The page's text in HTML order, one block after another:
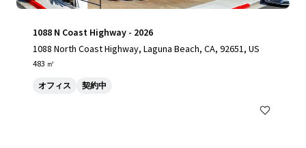
1088 N Coast Highway - 2026
1088 North Coast Highway, Laguna Beach, CA, 92651, US
483 ㎡
オフィス 契約中